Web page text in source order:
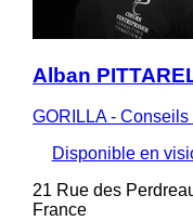
Alban
GORILLA -
Disponible en
21 Rue des
France